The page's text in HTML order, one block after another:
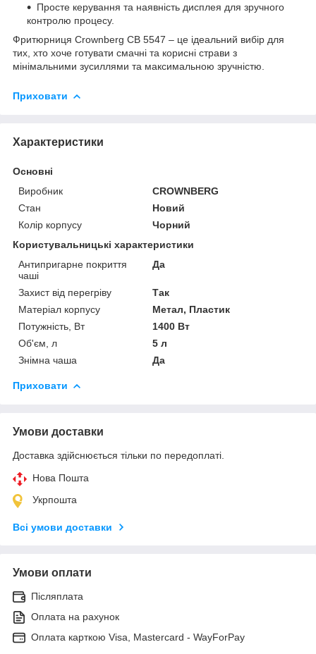
Просте керування та наявність дисплея для зручного
контролю процесу.
Фритюрниця Crownberg CB 5547 – це ідеальний вибір для
тих, хто хоче готувати смачні та корисні страви з
мінімальними зусиллями та максимальною зручністю.
Приховати
Характеристики
Основні
Виробник
CROWNBERG
Стан
Новий
Колір корпусу
Чорний
Користувальницькі характеристики
Антипригарне покриття
чаші
Да
Захист від перегріву
Так
Матеріал корпусу
Метал, Пластик
Потужність, Вт
1400 Вт
Об'єм, л
5 л
Знімна чаша
Да
Приховати
Умови доставки
Доставка здійснюється тільки по передоплаті.
Нова Пошта
Укрпошта
Всі умови доставки
Умови оплати
Післяплата
Оплата на рахунок
Оплата карткою Visa, Mastercard - WayForPay